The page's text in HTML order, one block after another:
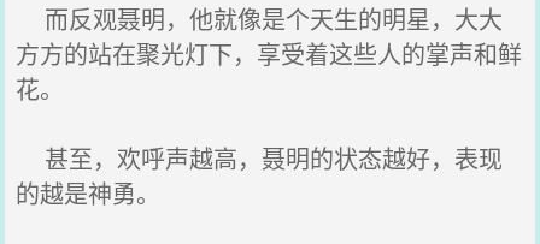
而反观聂明，他就像是个天生的明星，大大
方方的站在聚光灯下，享受着这些人的掌声和鲜
花。
甚至，欢呼声越高，聂明的状态越好，表现
的越是神勇。